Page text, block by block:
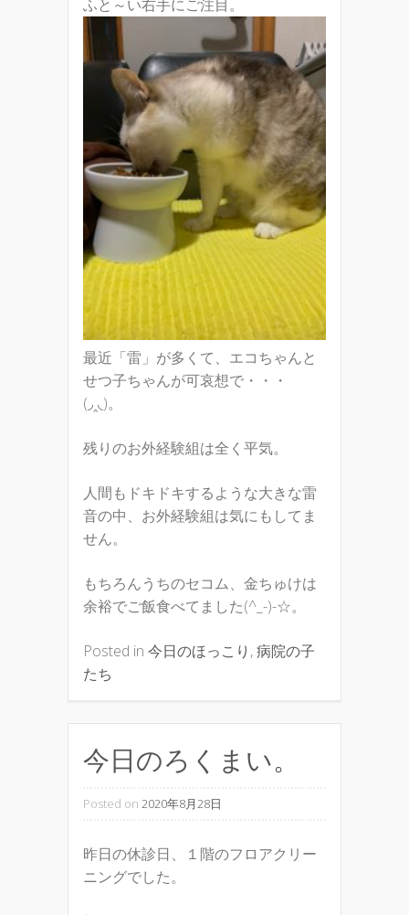
ふと～い右手にご注目。
最近「雷」が多くて、エコちゃんと
せつ子ちゃんが可哀想で・・・
(◞‸◟)。
残りのお外経験組は全く平気。
人間もドキドキするような大きな雷
音の中、お外経験組は気にもしてま
せん。
もちろんうちのセコム、金ちゅけは
余裕でご飯食べてました(^_-)-☆。
Posted in 今日のほっこり ,病院の子
たち
今日のろくまい。
Posted on 2020年8月28日
昨日の休診日、１階のフロアクリー
ニングでした。